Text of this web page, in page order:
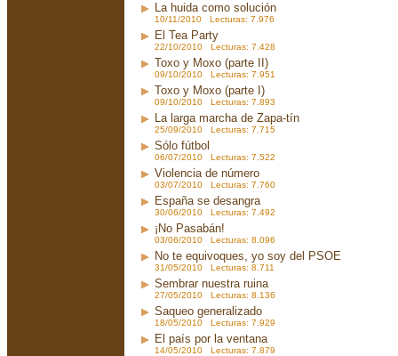
La huida como solución
10/11/2010 Lecturas: 7.976
El Tea Party
22/10/2010 Lecturas: 7.428
Toxo y Moxo (parte II)
09/10/2010 Lecturas: 7.951
Toxo y Moxo (parte I)
09/10/2010 Lecturas: 7.893
La larga marcha de Zapa-tín
25/09/2010 Lecturas: 7.715
Sólo fútbol
06/07/2010 Lecturas: 7.522
Violencia de número
03/07/2010 Lecturas: 7.760
España se desangra
30/06/2010 Lecturas: 7.492
¡No Pasabán!
03/06/2010 Lecturas: 8.096
No te equivoques, yo soy del PSOE
31/05/2010 Lecturas: 8.711
Sembrar nuestra ruina
27/05/2010 Lecturas: 8.136
Saqueo generalizado
18/05/2010 Lecturas: 7.929
El país por la ventana
14/05/2010 Lecturas: 7.879